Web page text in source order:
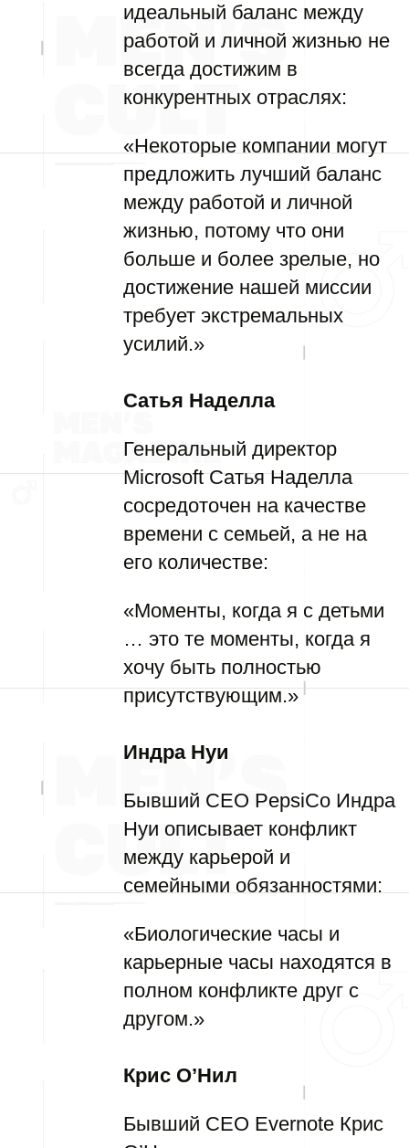
идеальный баланс между
работой и личной жизнью не
всегда достижим в
конкурентных отраслях:
«Некоторые компании могут
предложить лучший баланс
между работой и личной
жизнью, потому что они
больше и более зрелые, но
достижение нашей миссии
требует экстремальных
усилий.»
Сатья Наделла
Генеральный директор
Microsoft Сатья Наделла
сосредоточен на качестве
времени с семьей, а не на
его количестве:
«Моменты, когда я с детьми
… это те моменты, когда я
хочу быть полностью
присутствующим.»
Индра Нуи
Бывший CEO PepsiCo Индра
Нуи описывает конфликт
между карьерой и
семейными обязанностями:
«Биологические часы и
карьерные часы находятся в
полном конфликте друг с
другом.»
Крис О’Нил
Бывший CEO Evernote Крис